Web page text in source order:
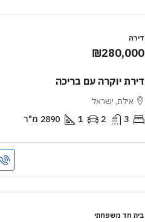
דירה
₪280,000
דירת יוקרה עם בריכה
אילת, ישראל
3
2
1
2890 מ"ר
בית חד משפחתי